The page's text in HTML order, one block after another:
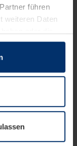
führen
weiteren Daten
gesammelt
unbedingt
Typen benötigen
Sie jederzeit
ändern oder